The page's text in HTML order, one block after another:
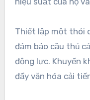
Thiết lập một thói
đảm bảo cầu thủ
động lực. Khuyến
đẩy văn hóa cải